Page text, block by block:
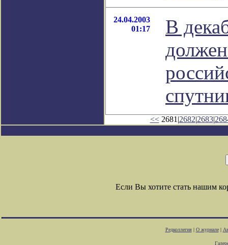
24.04.2003
01:17
В
<<2681|2682|2683|
Если Вы хотите стать нашим
Редколлегия| О журнале|